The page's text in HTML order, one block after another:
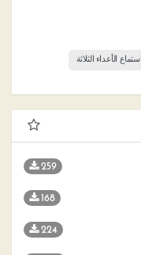
استماع الأعداء الثلاثة
259
168
224